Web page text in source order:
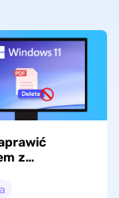
z
pulpitu w